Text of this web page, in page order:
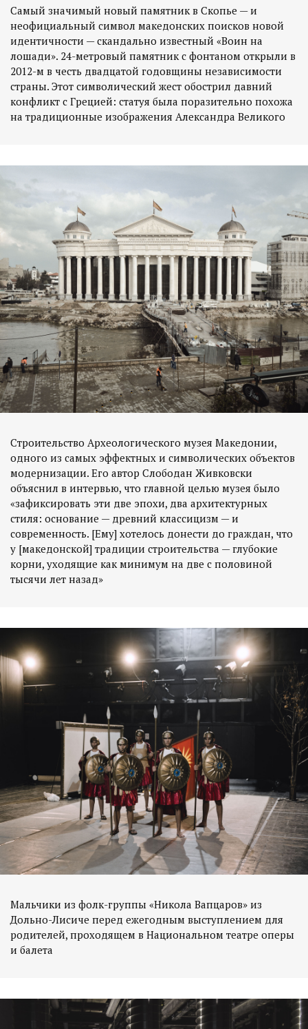
Самый значимый новый памятник в Скопье — и
неофициальный символ македонских поисков новой
идентичности — скандально известный «Воин на
лошади». 24-метровый памятник с фонтаном открыли в
2012-м в честь двадцатой годовщины независимости
страны. Этот символический жест обострил давний
конфликт с Грецией: статуя была поразительно похожа
на традиционные изображения Александра Великого
Строительство Археологического музея Македонии,
одного из самых эффектных и символических объектов
модернизации. Его автор Слободан Живковски
объяснил в интервью, что главной целью музея было
«зафиксировать эти две эпохи, два архитектурных
стиля: основание — древний классицизм — и
современность. [Ему] хотелось донести до граждан, что
у [македонской] традиции строительства — глубокие
корни, уходящие как минимум на две с половиной
тысячи лет назад»
Мальчики из фолк-группы «Никола Вапцаров» из
Дольно-Лисиче перед ежегодным выступлением для
родителей, проходящем в Национальном театре оперы
и балета